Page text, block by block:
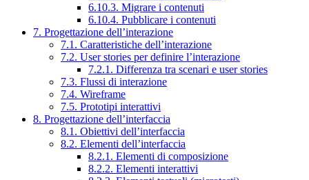
6.10.3. Migrare i contenuti
6.10.4. Pubblicare i contenuti
7. Progettazione dell’interazione
7.1. Caratteristiche dell’interazione
7.2. User stories per definire l’interazione
7.2.1. Differenza tra scenari e user stories
7.3. Flussi di interazione
7.4. Wireframe
7.5. Prototipi interattivi
8. Progettazione dell’interfaccia
8.1. Obiettivi dell’interfaccia
8.2. Elementi dell’interfaccia
8.2.1. Elementi di composizione
8.2.2. Elementi interattivi